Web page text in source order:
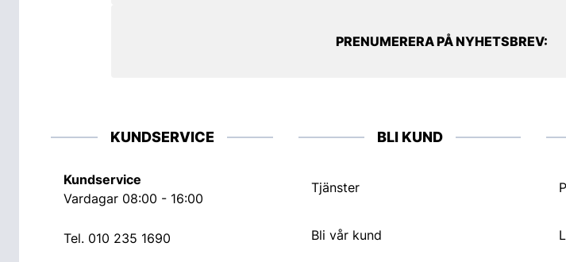
PRENUMERERA PÅ NYHETSBREV:
KUNDSERVICE
Kundservice
Vardagar 08:00 - 16:00
Tel. 010 235 1690
BLI KUND
Tjänster
Bli vår kund